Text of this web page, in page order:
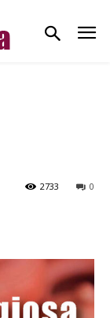
0
2733